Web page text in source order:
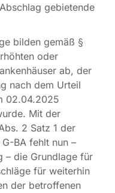
gebietende
bilden gemäß §
oder
ab, der
nach dem Urteil
02.04.2025
Mit der
2 Satz 1 der
BA fehlt nun –
– die Grundlage für
für weiterhin
der betroffenen